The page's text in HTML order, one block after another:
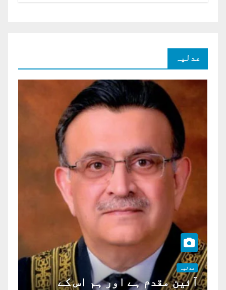
عدلیہ
عدلیہ
آئین مقدم ہے اور ہم اس کے